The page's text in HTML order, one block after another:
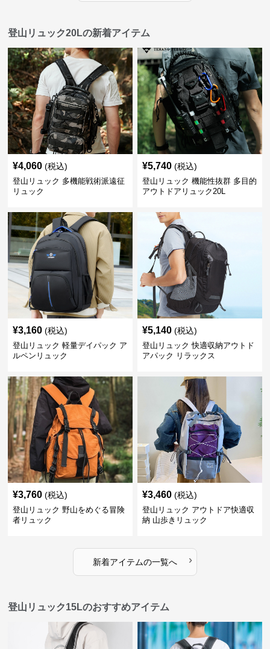
登山リュック20Lの新着アイテム
¥4,060 (税込)
登山リュック 多機能戦術派遠征
リュック
¥5,740 (税込)
登山リュック 機能性抜群 多目的
アウトドアリュック20L
¥3,160 (税込)
登山リュック 軽量デイパック ア
ルペンリュック
¥5,140 (税込)
登山リュック 快適収納アウトド
アパック リラックス
¥3,760 (税込)
登山リュック 野山をめぐる冒険
者リュック
¥3,460 (税込)
登山リュック アウトドア快適収
納 山歩きリュック
新着アイテムの一覧へ ›
登山リュック15Lのおすすめアイテム